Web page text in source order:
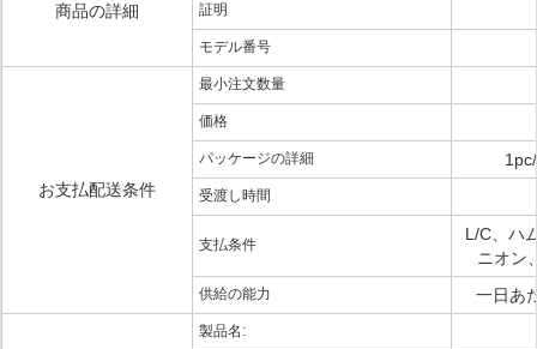
商品の詳細 証明
モデル番号
お支払配送条件
最小注文数量
価格
パッケージの詳細
受渡し時間
支払条件
L/C、ハ
ニオン
供給の能力 一日あ
製品名: